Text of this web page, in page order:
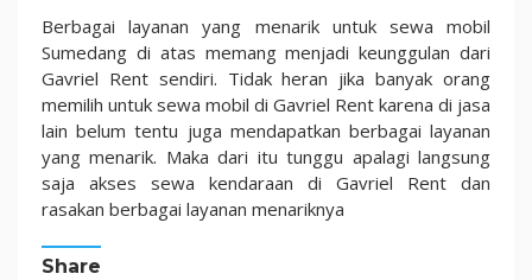
Berbagai layanan yang menarik untuk sewa mobil
Sumedang di atas memang menjadi keunggulan dari
Gavriel Rent sendiri. Tidak heran jika banyak orang
memilih untuk sewa mobil di Gavriel Rent karena di jasa
lain belum tentu juga mendapatkan berbagai layanan
yang menarik. Maka dari itu tunggu apalagi langsung
saja akses sewa kendaraan di Gavriel Rent dan
rasakan berbagai layanan menariknya
Share